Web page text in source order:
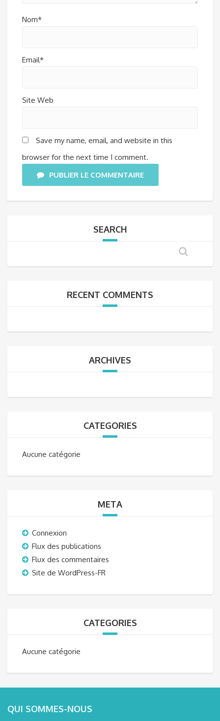
Nom*
Email*
Site Web
Save my name, email, and website in this
browser for the next time I comment.
PUBLIER LE COMMENTAIRE
SEARCH
RECENT COMMENTS
ARCHIVES
CATEGORIES
Aucune catégorie
META
Connexion
Flux des publications
Flux des commentaires
Site de WordPress-FR
CATEGORIES
Aucune catégorie
QUI SOMMES-NOUS